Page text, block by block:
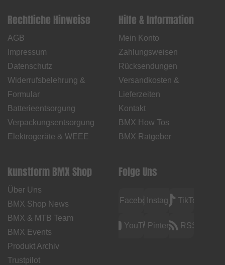
Rechtliche Hinweise
AGB
Impressum
Datenschutz
Widerrufsbelehrung &
Formular
Batterieentsorgung
Verpackungsentsorgung
Elektrogeräte & WEEE
Hilfe & Information
Mein Konto
Zahlungsweisen
Rücksendungen
Versandkosten &
Lieferzeiten
Kontakt
BMX How Tos
BMX Ratgeber
kunstform BMX Shop
Über Uns
BMX Shop News
BMX & MTB Team
BMX Events
Produkt Archiv
Trustpilot
Folge Uns
FacebookInstagramTikTok
YouTubePinterest RSS